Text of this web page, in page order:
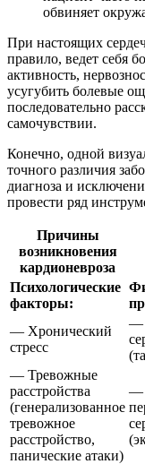
обвиняет
При настоящих
правило, ведет себя
активность,
усугубить болевые
последовательно
самочувствии.
Конечно, одной
точного различия
диагноза и
провести ряд
Причины
возникновения
кардионевроза
Психологические
факторы:
— Хронический
стресс
—
— Тревожные
расстройства
(генерализованное
тревожное
расстройство,
панические атаки)
—